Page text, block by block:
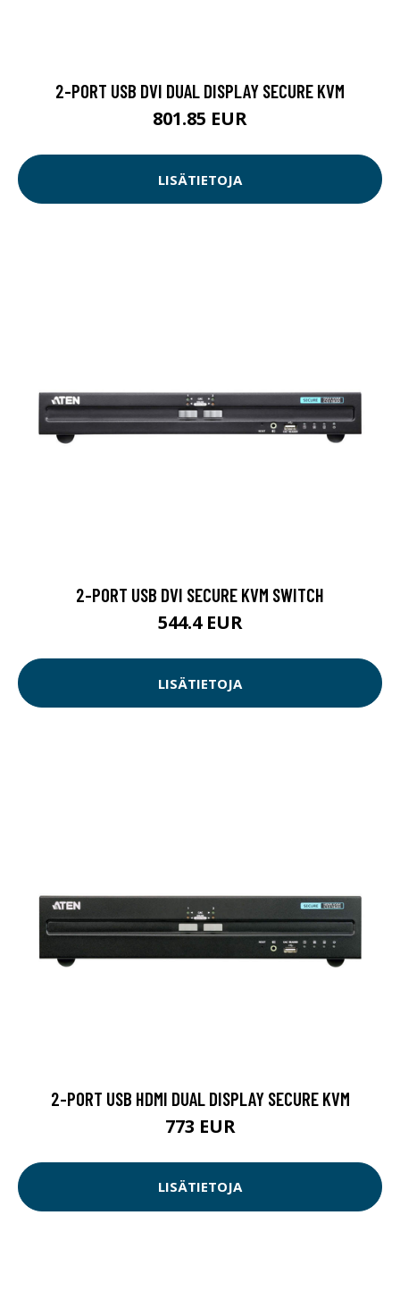
2-PORT USB DVI DUAL DISPLAY SECURE KVM
801.85 EUR
LISÄTIETOJA
2-PORT USB DVI SECURE KVM SWITCH
544.4 EUR
LISÄTIETOJA
2-PORT USB HDMI DUAL DISPLAY SECURE KVM
773 EUR
LISÄTIETOJA